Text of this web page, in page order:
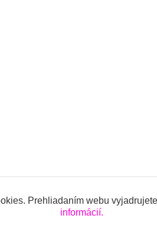
Prehliadaním webu
informácií.